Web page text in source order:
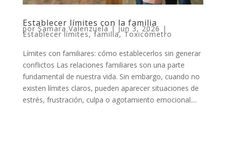
Establecer límites con la familia
porSamara Valenzuela| Jun 3, 2026 |
Establecer límites,familia,Toxicómetro
Límites con familiares: cómo establecerlos sin generar
conflictos Las relaciones familiares son una parte
fundamental de nuestra vida. Sin embargo, cuando no
existen límites claros, pueden aparecer situaciones de
estrés, frustración, culpa o agotamiento emocional....